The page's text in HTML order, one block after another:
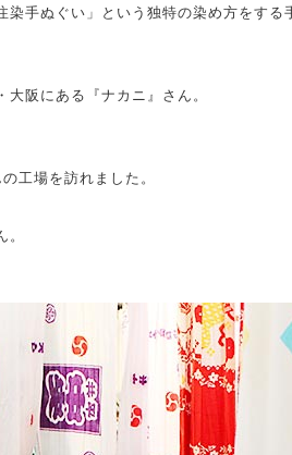
手ぬぐい」という独特の染め方をする
阪にある『ナカニ』さん。
工場を訪れました。